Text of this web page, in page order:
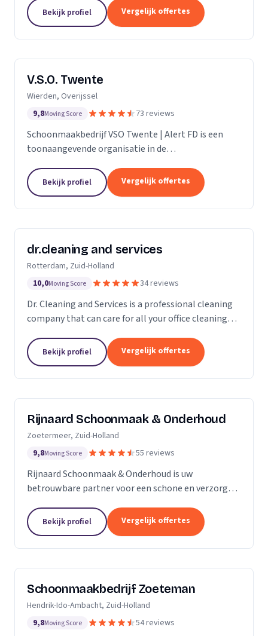
vrouwelijke ondernemers behandelen wij ons
personeel...
Bekijk profiel Vergelijk offertes
V.S.O. Twente
Wierden, Overijssel
9,8Moving Score 73 reviews
Schoonmaakbedrijf VSO Twente | Alert FD is een
toonaangevende organisatie in de
technieken en moderne machines, onderscheiden
we ons door het leveren van...
Bekijk profiel Vergelijk offertes
dr.cleaning and services
Rotterdam, Zuid-Holland
10,0Moving Score 34 reviews
Dr. Cleaning and Services is a professional cleaning
company that can care for all your office cleaning
general cleaning to deep cleaning, so you can...
Bekijk profiel Vergelijk offertes
Rijnaard Schoonmaak & Onderhoud
Zoetermeer, Zuid-Holland
9,8Moving Score 55 reviews
Rijnaard Schoonmaak & Onderhoud is uw
betrouwbare partner voor een schone en verzorgde
goed georganiseerd schoonmaakbedrijf uit
Zoetermeer, bieden wij...
Bekijk profiel Vergelijk offertes
Schoonmaakbedrijf Zoeteman
Hendrik-Ido-Ambacht, Zuid-Holland
9,8Moving Score 54 reviews